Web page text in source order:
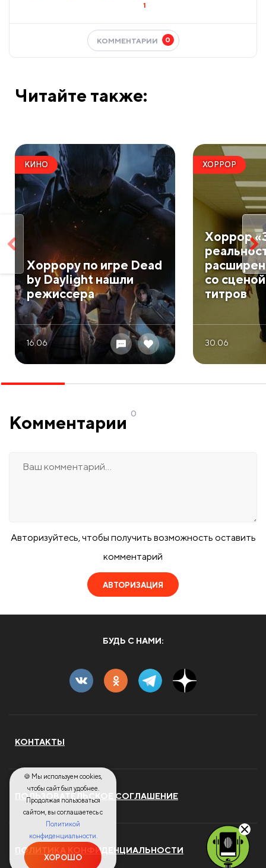
1
КОММЕНТАРИИ 0
Читайте также:
КИНО
Хоррору по игре Dead
by Daylight нашли
режиссера
16.06
ХОРРОР
Хоррор
со
титров
30.06
Комментарии 0
Авторизуйтесь, чтобы получить возможность оставить
комментарий
АВТОРИЗАЦИЯ
БУДЬ С НАМИ:
КОНТАКТЫ
ПОЛЬЗОВАТЕЛЬСКОЕ СОГЛАШЕНИЕ
ПОЛИТИКА КОНФИДЕНЦИАЛЬНОСТИ
🍪 Мы используем cookies,
чтобы сайт был удобнее.
Продолжая пользоваться
сайтом, вы соглашаетесь с
Политикой
конфиденциальности.
ХОРОШО